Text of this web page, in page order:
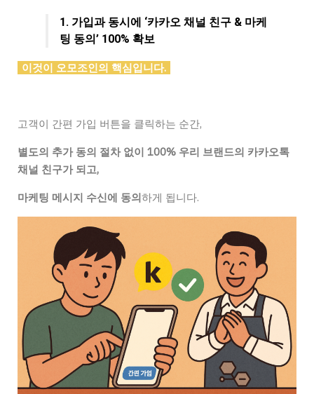
1. 가입과 동시에 ‘카카오 채널 친구 & 마케
팅 동의’ 100% 확보
이것이 오모조인의 핵심입니다.
고객이 간편 가입 버튼을 클릭하는 순간,
별도의 추가 동의 절차 없이 100% 우리 브랜드의 카카오톡
채널 친구가 되고,
마케팅 메시지 수신에 동의하게 됩니다.